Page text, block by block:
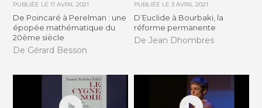
PUBLIÉE LE11 AVRIL 2021
De Poincaré à Perelman : une
épopée mathématique du
20ème siècle
De Gérard Besson
PUBLIÉE LE 3 AVRIL 2021
D’Euclide à Bourbaki, la
réforme permanente
De Jean Dhombres